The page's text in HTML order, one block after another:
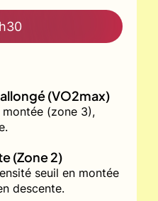
(VO2max)
(zone 3),
(Zone 2)
seuil en montée
descente.